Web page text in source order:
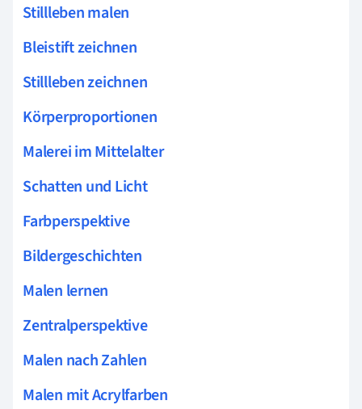
Stillleben malen
Bleistift zeichnen
Stillleben zeichnen
Körperproportionen
Malerei im Mittelalter
Schatten und Licht
Farbperspektive
Bildergeschichten
Malen lernen
Zentralperspektive
Malen nach Zahlen
Malen mit Acrylfarben